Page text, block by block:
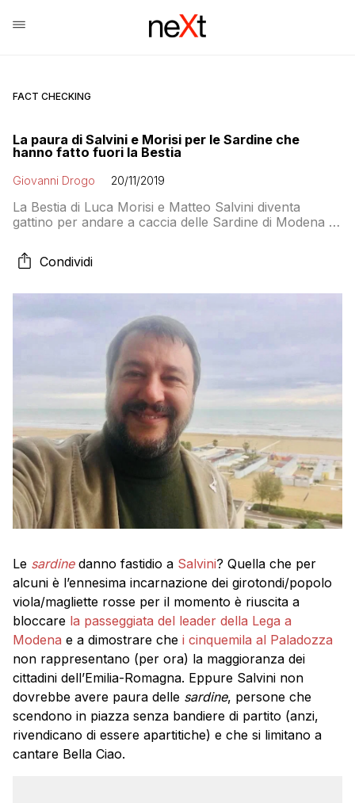
FACT CHECKING
La paura di Salvini e Morisi per le Sardine che
hanno fatto fuori la Bestia
Giovanni Drogo 20/11/2019
La Bestia di Luca Morisi e Matteo Salvini diventa
gattino per andare a caccia delle Sardine di Modena e
fruttuosa, perché le sardine sono di più
Condividi
Le sardine danno fastidio a Salvini? Quella che per
alcuni è l’ennesima incarnazione dei girotondi/popolo
viola/magliette rosse per il momento è riuscita a
bloccare la passeggiata del leader della Lega a
Modena e a dimostrare che i cinquemila al Paladozza
non rappresentano (per ora) la maggioranza dei
cittadini dell’Emilia-Romagna. Eppure Salvini non
dovrebbe avere paura delle sardine, persone che
scendono in piazza senza bandiere di partito (anzi,
rivendicano di essere apartitiche) e che si limitano a
cantare Bella Ciao.